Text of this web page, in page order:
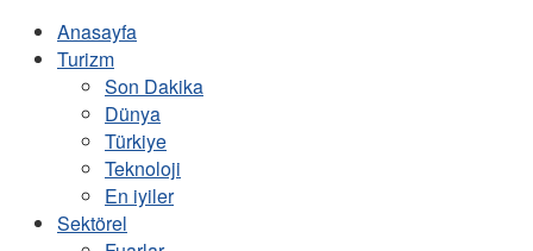
Anasayfa
Turizm
Son Dakika
Dünya
Türkiye
Teknoloji
En iyiler
Sektörel